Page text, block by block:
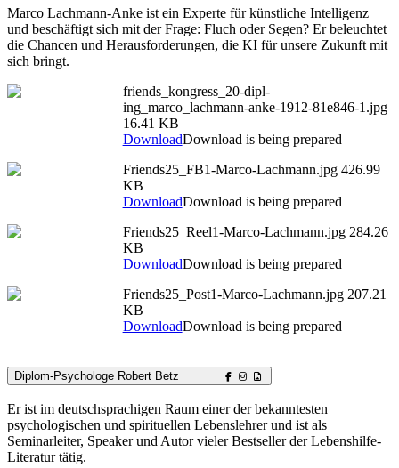
Marco Lachmann-Anke ist ein Experte für künstliche Intelligenz
und beschäftigt sich mit der Frage: Fluch oder Segen? Er beleuchtet
die Chancen und Herausforderungen, die KI für unsere Zukunft mit
sich bringt.
friends_kongress_20-dipl-
ing_marco_lachmann-anke-1912-81e846-1.jpg
16.41 KB
DownloadDownload is being prepared
Friends25_FB1-Marco-Lachmann.jpg 426.99
KB
DownloadDownload is being prepared
Friends25_Reel1-Marco-Lachmann.jpg 284.26
KB
DownloadDownload is being prepared
Friends25_Post1-Marco-Lachmann.jpg 207.21
KB
DownloadDownload is being prepared
Diplom-Psychologe Robert Betz
Er ist im deutschsprachigen Raum einer der bekanntesten
psychologischen und spirituellen Lebenslehrer und ist als
Seminarleiter, Speaker und Autor vieler Bestseller der Lebenshilfe-
Literatur tätig.